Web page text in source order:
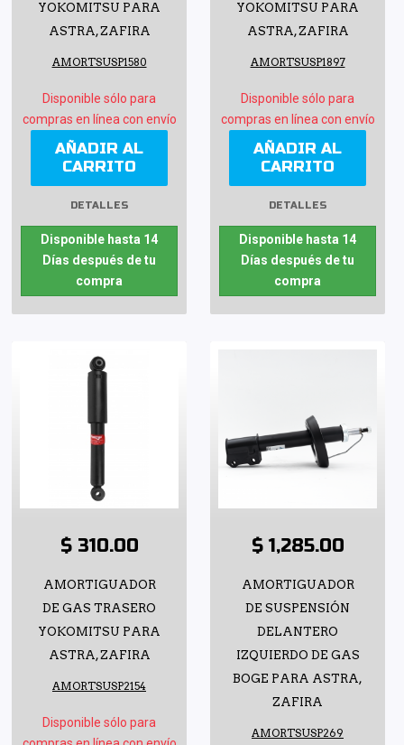
YOKOMITSU PARA
ASTRA, ZAFIRA
AMORTSUSP1580
Disponible sólo para
compras en línea con envío
AÑADIR AL
CARRITO
DETALLES
Disponible hasta 14
Días después de tu
compra
YOKOMITSU PARA
ASTRA, ZAFIRA
AMORTSUSP1897
Disponible sólo para
compras en línea con envío
AÑADIR AL
CARRITO
DETALLES
Disponible hasta 14
Días después de tu
compra
$ 310.00
AMORTIGUADOR
DE GAS TRASERO
YOKOMITSU PARA
ASTRA, ZAFIRA
AMORTSUSP2154
Disponible sólo para
$ 1,285.00
AMORTIGUADOR
DE SUSPENSIÓN
DELANTERO
IZQUIERDO DE GAS
BOGE PARA ASTRA,
ZAFIRA
AMORTSUSP269